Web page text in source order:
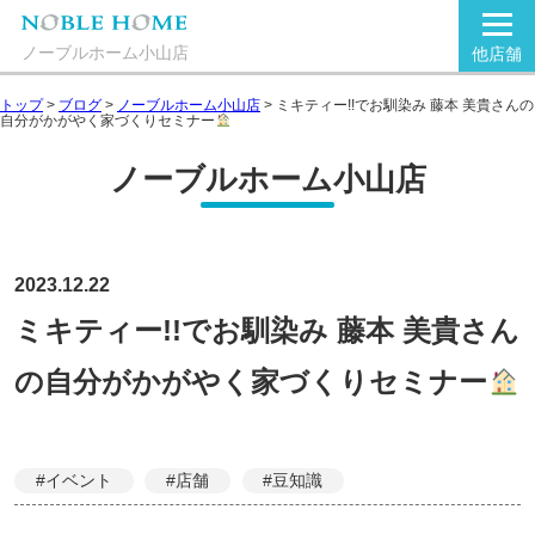
ノーブルホーム小山店 他店舗
トップ> ブログ > ノーブルホーム小山店 > ミキティー!!でお馴染み 藤本 美貴さんの
自分がかがやく家づくりセミナー
ノーブルホーム小山店
2023.12.22
ミキティー!!でお馴染み 藤本 美貴さん
の自分がかがやく家づくりセミナー
#イベント #店舗 #豆知識